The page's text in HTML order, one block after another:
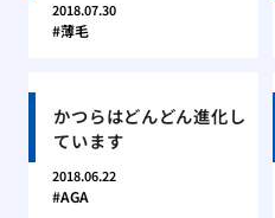
2018.07.30
薄毛
かつらはどんどん進化し
ています
2018.06.22
AGA